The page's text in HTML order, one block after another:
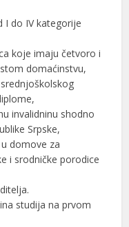
I do IV kategorije
koje imaju četvoro i
domaćinstvu,
invalidninu shodno
Srpske,
domove za
i srodničke porodice
studija na prvom